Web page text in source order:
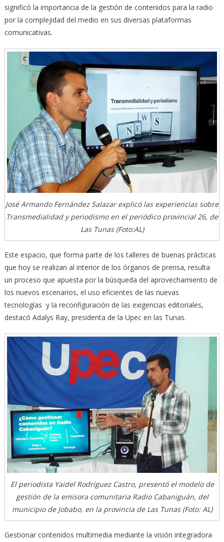
significó la importancia de la gestión de contenidos para la radio
por la complejidad del medio en sus diversas plataformas
comunicativas.
José Armando Fernández Salazar explicó las experiencias sobre
Transmedialidad y periodismo en el periódico provincial 26, de
Las Tunas (Foto:AL)
Este espacio, que forma parte de los talleres de buenas prácticas
que hoy se realizan al interior de los órganos de prensa, resulta
un proceso que apuesta por la búsqueda del aprovechamiento de
los nuevos escenarios, el uso eficientes de las nuevas
tecnologías y la reconfiguración de las exigencias editoriales,
destacó Adalys Ray, presidenta de la Upec en las Tunas.
El periodista Yaidel Rodríguez Castro, presentó el modelo de
gestión de la emisora comunitaria Radio Cabaniguán, del
municipio de Jobabo, en la provincia de Las Tunas (Foto: AL)
Gestionar contenidos multimedia mediante la visión integradora